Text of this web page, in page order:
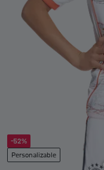
-52%
Personalizable